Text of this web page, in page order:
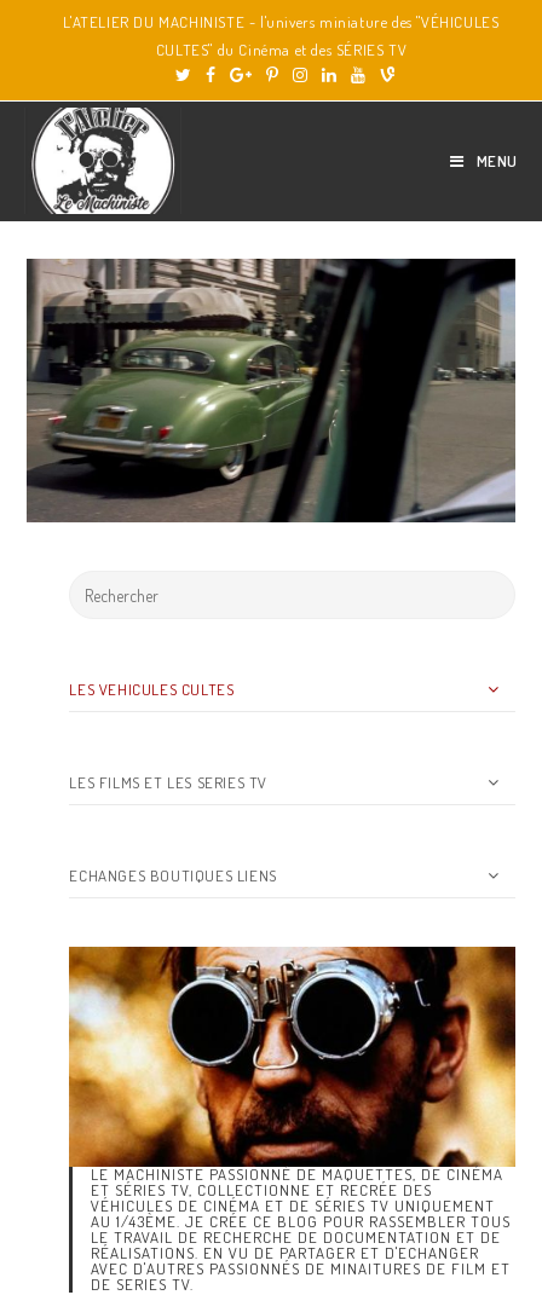
L'ATELIER DU MACHINISTE - l'univers miniature des "VÉHICULES
CULTES" du Cinéma et des SÉRIES TV
MENU
LES VEHICULES CULTES
LES FILMS ET LES SERIES TV
ECHANGES BOUTIQUES LIENS
LE MACHINISTE PASSIONNÉ DE MAQUETTES, DE CINÉMA
ET SÉRIES TV, COLLECTIONNE ET RECRÉE DES
VÉHICULES DE CINÉMA ET DE SÉRIES TV UNIQUEMENT
AU 1/43ÈME. JE CRÉE CE BLOG POUR RASSEMBLER TOUS
LE TRAVAIL DE RECHERCHE DE DOCUMENTATION ET DE
RÉALISATIONS. EN VU DE PARTAGER ET D'ECHANGER
AVEC D'AUTRES PASSIONNÉS DE MINAITURES DE FILM ET
DE SERIES TV.